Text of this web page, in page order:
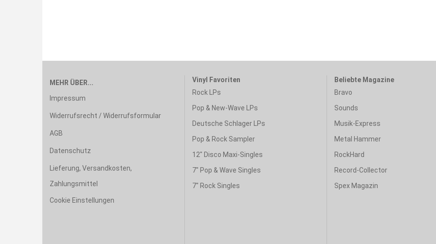
MEHR ÜBER...
Impressum
Widerrufsrecht / Widerrufsformular
AGB
Datenschutz
Lieferung, Versandkosten,
Zahlungsmittel
Cookie Einstellungen
Vinyl Favoriten
Rock LPs
Pop & New-Wave LPs
Deutsche Schlager LPs
Pop & Rock Sampler
12" Disco Maxi-Singles
7" Pop & Wave Singles
7" Rock Singles
Beliebte Magazine
Bravo
Sounds
Musik-Express
Metal Hammer
RockHard
Record-Collector
Spex Magazin